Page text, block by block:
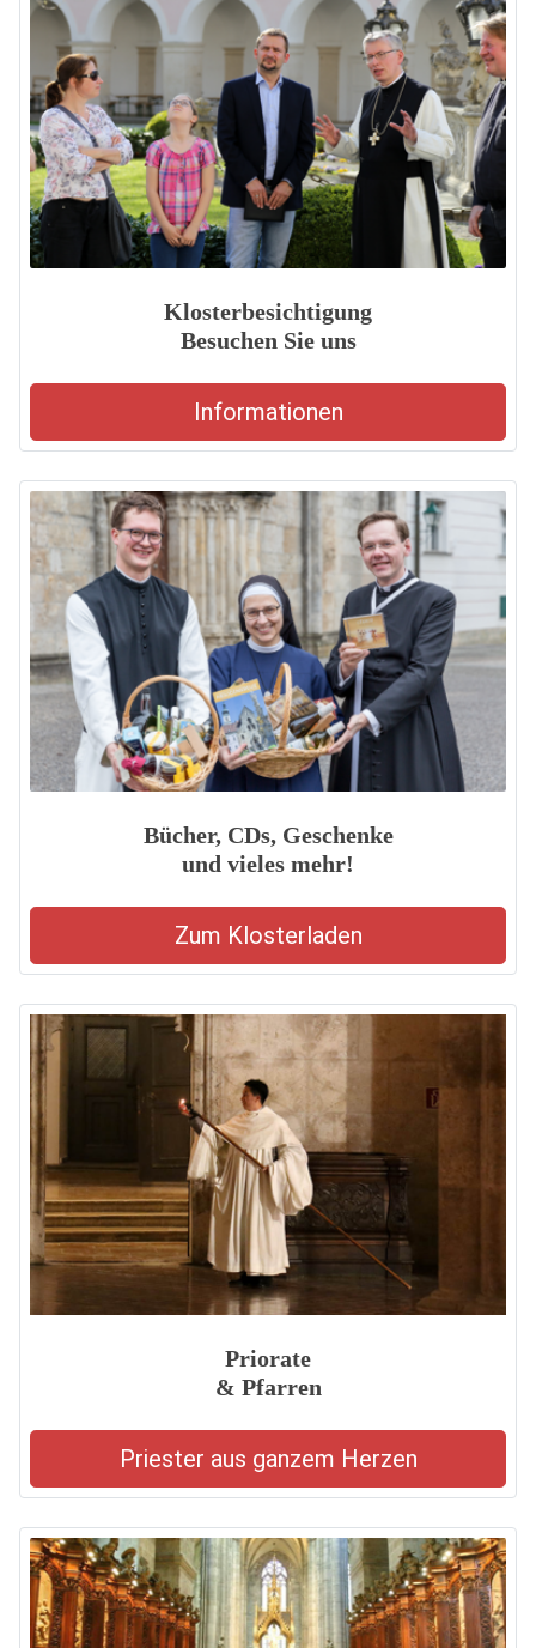
Klosterbesichtigung
Besuchen Sie uns
Informationen
Bücher, CDs, Geschenke
und vieles mehr!
Zum Klosterladen
Priorate
& Pfarren
Priester aus ganzem Herzen